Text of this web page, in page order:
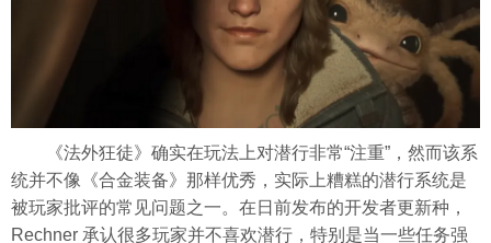
《法外狂徒》确实在玩法上对潜行非常“注重”，然而该系
统并不像《合金装备》那样优秀，实际上糟糕的潜行系统是
被玩家批评的常见问题之一。在日前发布的开发者更新种，
Rechner 承认很多玩家并不喜欢潜行，特别是当一些任务强